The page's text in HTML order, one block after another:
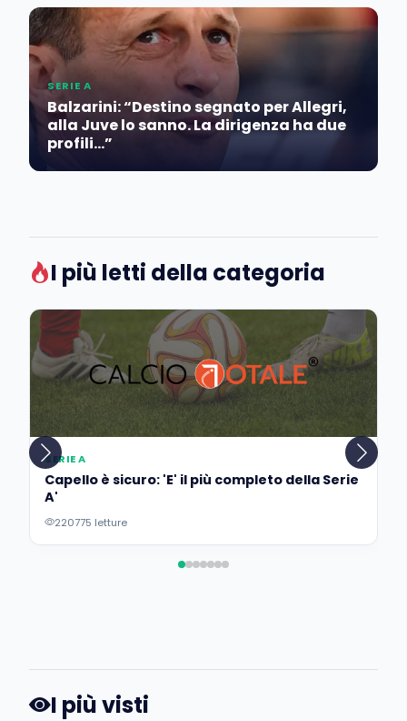
SERIE A
Balzarini: “Destino segnato per Allegri,
alla Juve lo sanno. La dirigenza ha due
profili…”
I più letti della categoria
SERIE A
Capello è sicuro: 'E' il più completo della Serie
A'
220775 letture
I più visti